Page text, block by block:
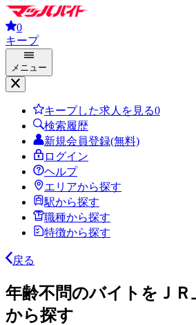
0
キープ
メニュー
キープした求人を見る0
検索履歴
新規会員登録(無料)
ログイン
ヘルプ
エリアから探す
駅から探す
職種から探す
特徴から探す
戻る
年齢不問のバイトをＪＲ
から探す